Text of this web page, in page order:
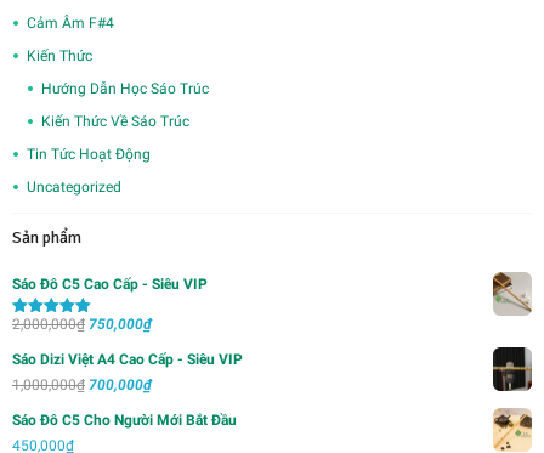
Cảm Âm F#4
Kiến Thức
Hướng Dẫn Học Sáo Trúc
Kiến Thức Về Sáo Trúc
Tin Tức Hoạt Động
Uncategorized
Sản phẩm
Sáo Đô C5 Cao Cấp - Siêu VIP
Được xếp
sao
2,000,000₫ Giá
2,000,000₫.
750,000₫Giá
tại
750,000₫.
Sáo Dizi Việt A4 Cao Cấp - Siêu VIP
1,000,000₫ Giá
700,000₫Giá
Sáo Đô C5 Cho Người Mới Bắt Đầu
450,000₫